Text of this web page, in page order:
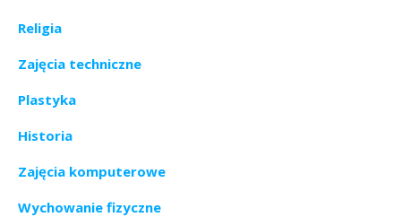
Religia
Zajęcia techniczne
Plastyka
Historia
Zajęcia komputerowe
Wychowanie fizyczne